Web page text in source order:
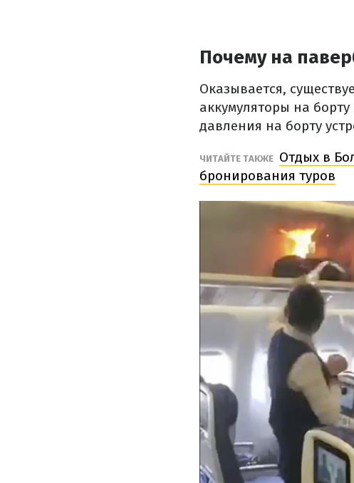
Почему на
Оказывается,
аккумуляторы на
давления на борту
ЧИТАЙТЕ ТАКЖЕ Отдых в
бронирования туров